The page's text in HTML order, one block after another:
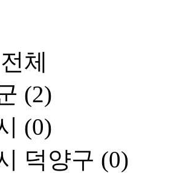
체
(2)
(0)
덕양구 (0)